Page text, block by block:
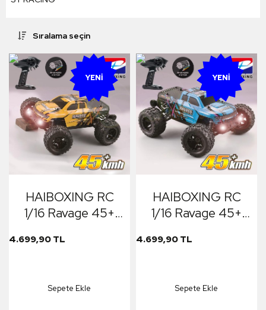
Sıralama seçin
YENI
HAIBOXING RC
1/16 Ravage 45+
Uzaktan Kumandalı
Brushless Fırçasız
4.699,90 TL
Sepete Ekle
YENI
HAIBOXING RC
1/16 Ravage 45+
Uzaktan Kumandalı
Brushless Fırçasız
4.699,90 TL
Sepete Ekle